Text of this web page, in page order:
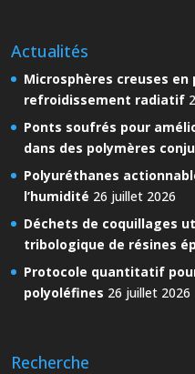
Actualités
Microsphères creuses
refroidissement radiatif
Ponts soufrés pour
dans des polymères
Polyuréthanes
l’humidité 26 juillet 2026
Déchets de coquillages
tribologique de résines
Protocole quantitatif
polyoléfines 26 juillet 2026
Recherche